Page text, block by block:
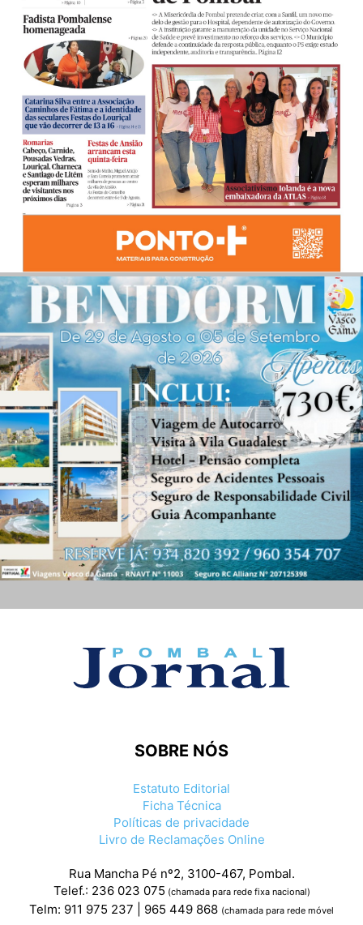
SOBRE NÓS
Estatuto Editorial
Ficha Técnica
Políticas de privacidade
Livro de Reclamações Online
Rua Mancha Pé nº2, 3100-467, Pombal.
Telef.: 236 023 075 (chamada para rede fixa nacional)
Telm: 911 975 237 | 965 449 868 (chamada para rede móvel